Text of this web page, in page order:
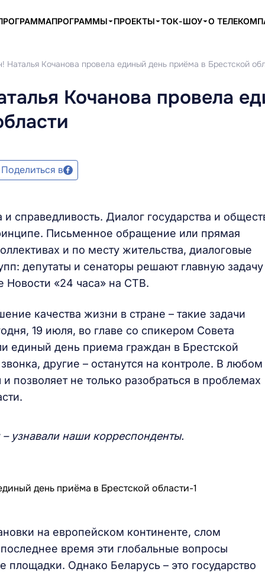
ПРОГРАММЫ ПРОЕКТЫ ТОК-ШОУ О
Кочанова провела единый день приёма в Брестской
Кочанова провела
Поделиться в
справедливость. Диалог государства и
Письменное обращение или прямая
и по месту жительства, диалоговые
депутаты и сенаторы решают главную задачу
«24 часа» на СТВ.
качества жизни в стране – такие задачи
19 июля, во главе со спикером Совета
единый день приема граждан в Брестской
другие – останутся на контроле. В любом
позволяет не только разобраться в проблемах
узнавали наши корреспонденты.
на европейском континенте, слом
время эти глобальные вопросы
Однако Беларусь – это государство